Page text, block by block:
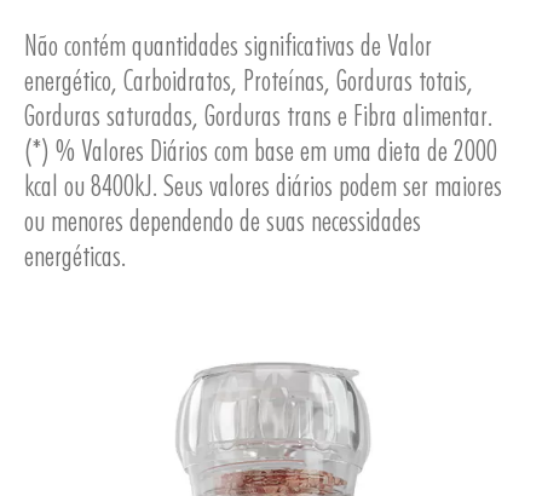
Não contém quantidades significativas de Valor
energético, Carboidratos, Proteínas, Gorduras totais,
Gorduras saturadas, Gorduras trans e Fibra alimentar.
(*) % Valores Diários com base em uma dieta de 2000
kcal ou 8400kJ. Seus valores diários podem ser maiores
ou menores dependendo de suas necessidades
energéticas.